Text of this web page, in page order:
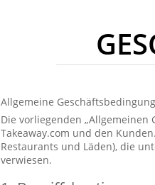
Allgemeine
Die vorliegenden
Takeaway.com und den
Restaurants und Läden), die
verwiesen.